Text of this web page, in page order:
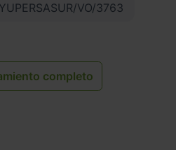
VO/3763
completo